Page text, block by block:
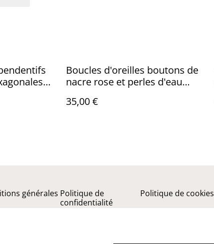
Boucles d'oreilles boutons de
nacre rose et perles d'eau
35,00 €
générales Politique de
confidentialité
Politique de cookies